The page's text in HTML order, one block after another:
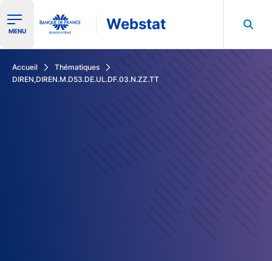
Ouvrir le menu de navigation
MENU Webstat
Accueil
Thématiques
DIREN,DIREN.M.D53.DE.UL.DF.03.N.ZZ.TT